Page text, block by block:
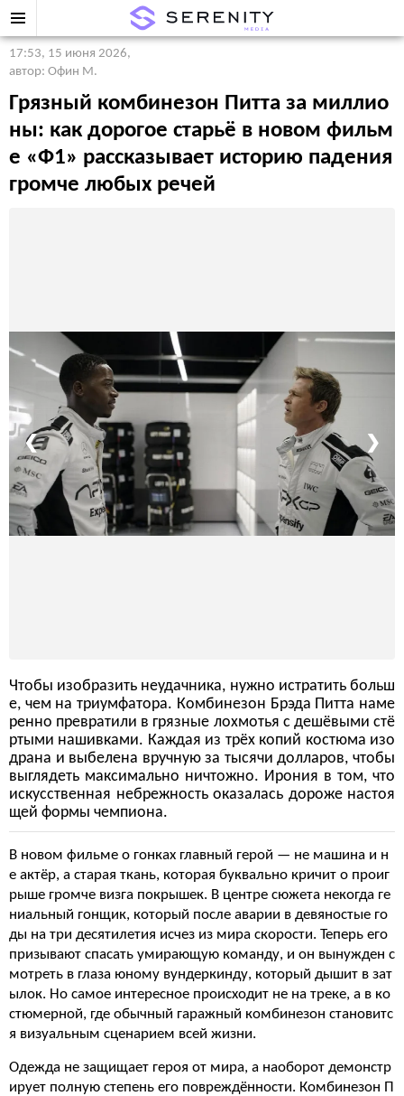
17:53, 15 июня 2026,
автор: Офин М.
Грязный комбинезон Питта за миллио
ны: как дорогое старьё в новом фильм
е «Ф1» рассказывает историю падения
громче любых речей
❮ ❯
Чтобы изобразить неудачника, нужно истратить больш
е, чем на триумфатора. Комбинезон Брэда Питта наме
ренно превратили в грязные лохмотья с дешёвыми стё
ртыми нашивками. Каждая из трёх копий костюма изо
драна и выбелена вручную за тысячи долларов, чтобы
выглядеть максимально ничтожно. Ирония в том, что
искусственная небрежность оказалась дороже настоя
щей формы чемпиона.
В новом фильме о гонках главный герой — не машина и н
е актёр, а старая ткань, которая буквально кричит о проиг
рыше громче визга покрышек. В центре сюжета некогда ге
ниальный гонщик, который после аварии в девяностые го
ды на три десятилетия исчез из мира скорости. Теперь его
призывают спасать умирающую команду, и он вынужден с
мотреть в глаза юному вундеркинду, который дышит в зат
ылок. Но самое интересное происходит не на треке, а в ко
стюмерной, где обычный гаражный комбинезон становитс
я визуальным сценарием всей жизни.
Одежда не защищает героя от мира, а наоборот демонстр
ирует полную степень его повреждённости. Комбинезон П